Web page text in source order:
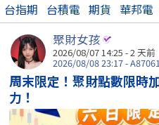
台指期 台積電 期貨 華邦電
聚財女孩
2026/08/07 14:25 - 2 天前
2026/08/08 23:17 -
周末限定！聚財點數限時
力！